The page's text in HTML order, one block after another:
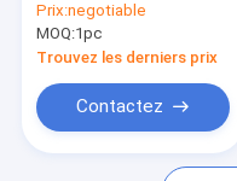
de faisceau Pour
l'échelle de
tarification
électronique échelle
de plateforme de
banc IP67 2mv/v
Prix:negotiable
MOQ:1pc
Trouvez les derniers prix
Contactez